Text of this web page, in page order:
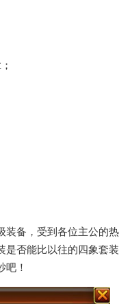
装备，受到各位主公的热
是否能比以往的四象套装
吧！